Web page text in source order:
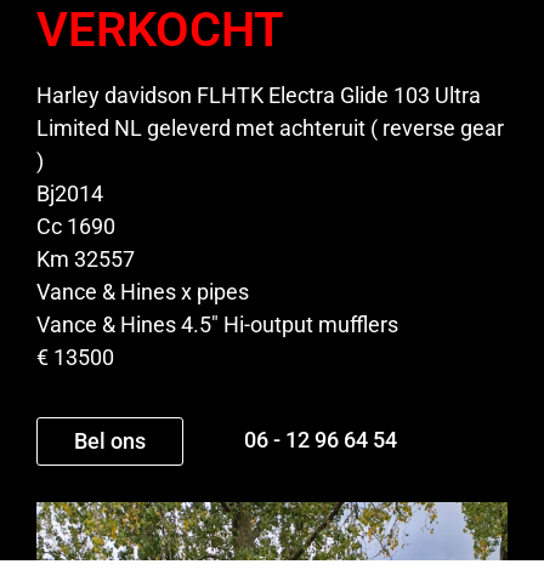
VERKOCHT
Harley davidson FLHTK Electra Glide 103 Ultra
Limited NL geleverd met achteruit ( reverse gear
)
Bj2014
Cc 1690
Km 32557
Vance & Hines x pipes
Vance & Hines 4.5″ Hi-output mufflers
€ 13500
Bel ons 06 - 12 96 64 54